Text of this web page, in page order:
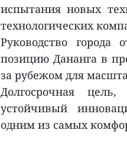
испытания новых
технологических
Руководство города
позицию Дананга в
за рубежом для
Долгосрочная
устойчивый
одним из самых